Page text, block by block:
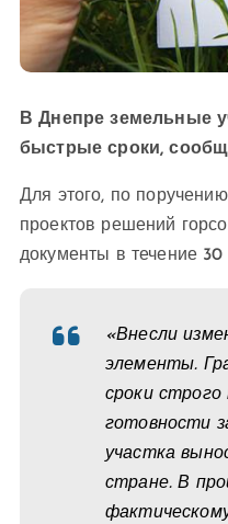
В Днепре земельные
быстрые сроки,
Для этого, по
проектов решений
документы в течение
«Внесли
элементы.
сроки
готовности
участка
стране. В